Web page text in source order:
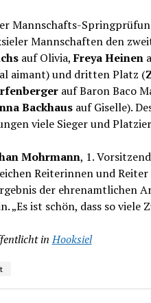
Mannschafts-
Mannschaften den
auf Olivia,Freya Heinen
aimant) und dritten Platz (
auf Baron Baco
Backhaus auf Giselle).
viele Sieger und
Mohrmann, 1.
Reiterinnen und
der ehrenamtlichen
„Es ist schön, dass so viele
in Hooksiel